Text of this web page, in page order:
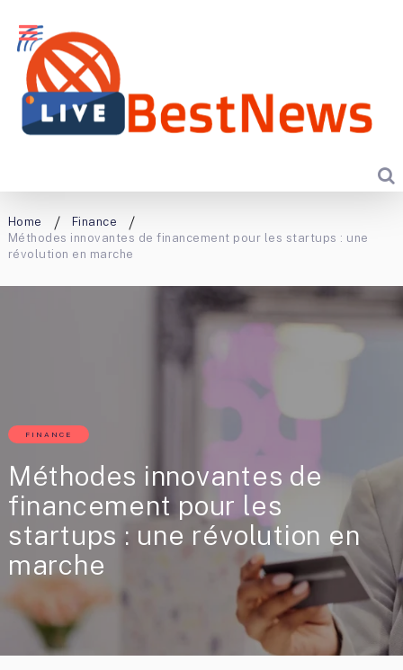
Home
Finance
Méthodes innovantes de financement pour les startups : une
révolution en marche
FINANCE
Méthodes innovantes de
financement pour les
startups : une révolution en
marche